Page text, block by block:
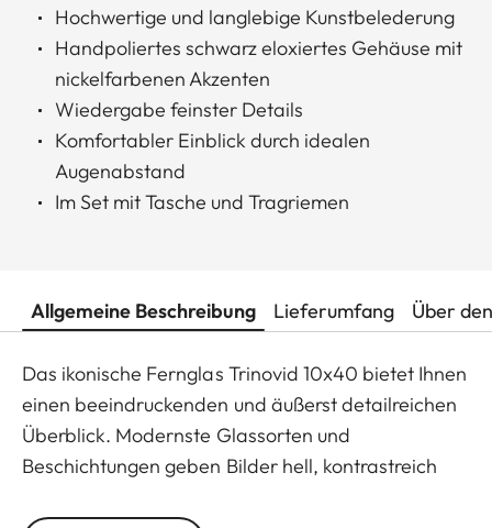
Hochwertige und langlebige Kunstbelederung
Handpoliertes schwarz eloxiertes Gehäuse mit
nickelfarbenen Akzenten
Wiedergabe feinster Details
Komfortabler Einblick durch idealen
Augenabstand
Im Set mit Tasche und Tragriemen
Allgemeine Beschreibung Lieferumfang Über
Das ikonische Fernglas Trinovid 10x40 bietet Ihnen
einen beeindruckenden und äußerst detailreichen
Überblick. Modernste Glassorten und
Beschichtungen geben Bilder hell, kontrastreich